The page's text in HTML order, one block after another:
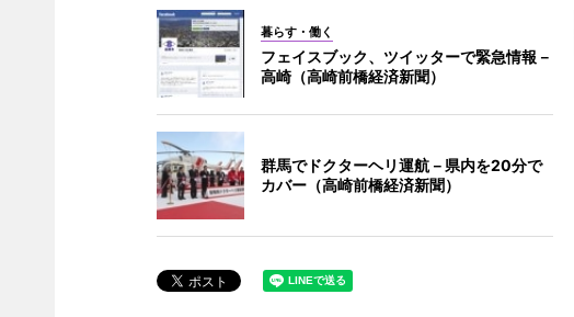
暮らす・働く
フェイスブック、ツイッターで緊急情報－
高崎（高崎前橋経済新聞）
群馬でドクターヘリ運航－県内を20分で
カバー（高崎前橋経済新聞）